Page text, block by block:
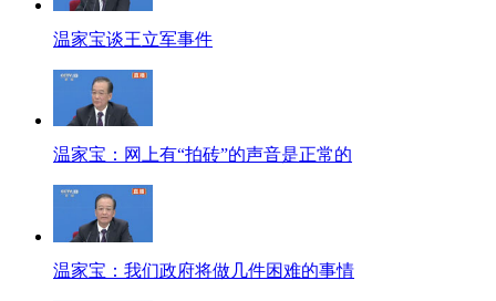
温家宝谈王立军事件
温家宝：网上有“拍砖”的声音是正常的
温家宝：我们政府将做几件困难的事情